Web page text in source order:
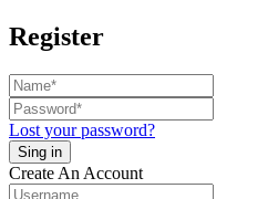
Register
Lost your password?
Create An Account